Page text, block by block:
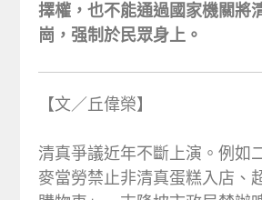
擇權，也不能通過國家機關將
崗，强制於民眾身上。
【文／丘偉榮】
清真爭議近年不斷上演。例如
麥當勞禁止非清真蛋糕入店、